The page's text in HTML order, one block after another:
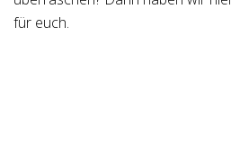
für euch.